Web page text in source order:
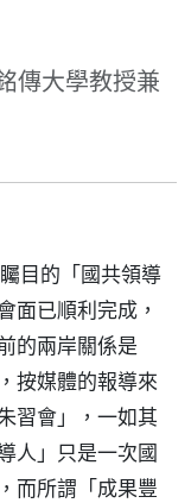
傳大學教授兼
目的「國共領導
面已順利完成，
的兩岸關係是
按媒體的報導來
習會」，一如其
人」只是一次國
而所謂「成果豐